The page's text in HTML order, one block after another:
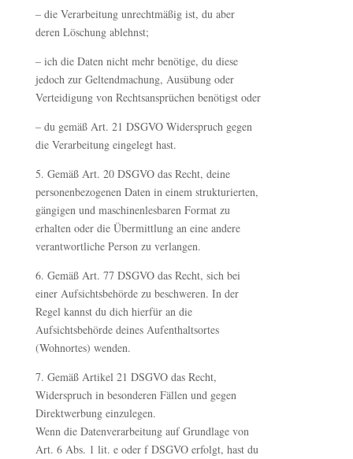
– die Verarbeitung unrechtmäßig ist, du aber
deren Löschung ablehnst;
– ich die Daten nicht mehr benötige, du diese
jedoch zur Geltendmachung, Ausübung oder
Verteidigung von Rechtsansprüchen benötigst oder
– du gemäß Art. 21 DSGVO Widerspruch gegen
die Verarbeitung eingelegt hast.
5. Gemäß Art. 20 DSGVO das Recht, deine
personenbezogenen Daten in einem strukturierten,
gängigen und maschinenlesbaren Format zu
erhalten oder die Übermittlung an eine andere
verantwortliche Person zu verlangen.
6. Gemäß Art. 77 DSGVO das Recht, sich bei
einer Aufsichtsbehörde zu beschweren. In der
Regel kannst du dich hierfür an die
Aufsichtsbehörde deines Aufenthaltsortes
(Wohnortes) wenden.
7. Gemäß Artikel 21 DSGVO das Recht,
Widerspruch in besonderen Fällen und gegen
Direktwerbung einzulegen.
Wenn die Datenverarbeitung auf Grundlage von
Art. 6 Abs. 1 lit. e oder f DSGVO erfolgt, hast du